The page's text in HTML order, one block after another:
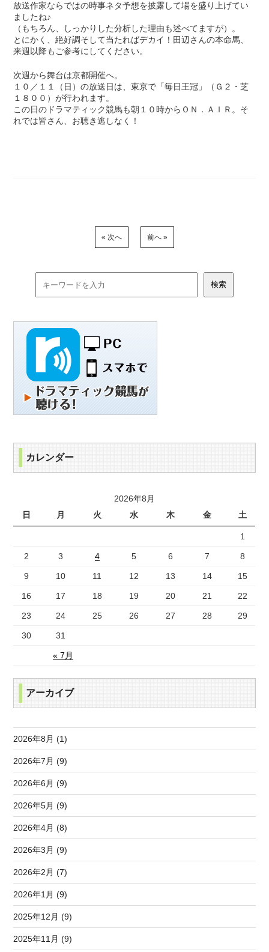
放送作家ならではの時事ネタ予想を披露して場を盛り上げてい
ましたね♪
（もちろん、しっかりした分析した理由も述べてますが）。
とにかく、絶好調そして当たればデカイ！田辺さんの本命馬、
来週以降もご参考にしてください。
次週から舞台は京都開催へ。
１０／１１（日）の放送日は、東京で「毎日王冠」（Ｇ２・芝
１８００）が行われます。
この日のドラマティック競馬も朝１０時からＯＮ．ＡＩＲ。そ
れでは皆さん、お聴き逃しなく！
« 次へ 前へ »
カレンダー
2026年8月
日
月 火 水 木 金 土
« 7月
1
2 3 4 5 6 7 8
9 10 11 12 13 14 15
16 17 18 19 20 21 22
23 24 25 26 27 28 29
30 31
アーカイブ
2026年8月 (1)
2026年7月 (9)
2026年6月 (9)
2026年5月 (9)
2026年4月 (8)
2026年3月 (9)
2026年2月 (7)
2026年1月 (9)
2025年12月 (9)
2025年11月 (9)